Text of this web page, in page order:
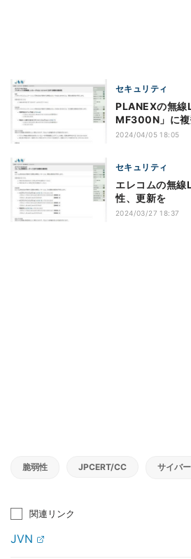
セキュリティ
PLANEXの無
MF300N」に複
2024/04/05 18:05
セキュリティ
エレコムの無線
性、更新を
2024/03/27 18:37
脆弱性 JPCERT/CC サイバ
関連リンク
JVN